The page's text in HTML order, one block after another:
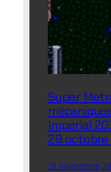
Super
Imperial
29 octobre
19 novembre